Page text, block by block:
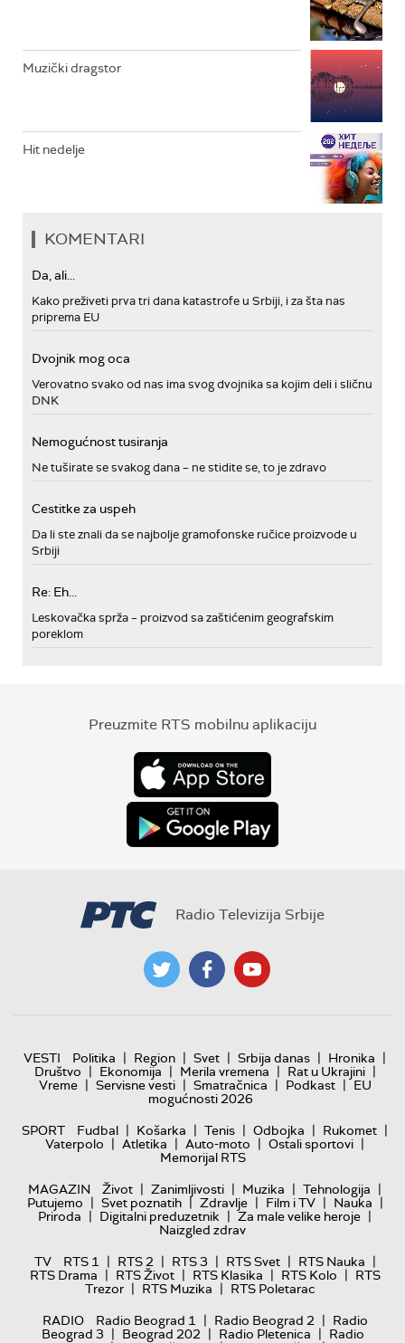
Muzički dragstor
Hit nedelje
KOMENTARI
Da, ali...
Kako preživeti prva tri dana katastrofe u Srbiji, i za šta nas
priprema EU
Dvojnik mog oca
Verovatno svako od nas ima svog dvojnika sa kojim deli i sličnu
DNK
Nemogućnost tusiranja
Ne tuširate se svakog dana – ne stidite se, to je zdravo
Cestitke za uspeh
Da li ste znali da se najbolje gramofonske ručice proizvode u
Srbiji
Re: Eh...
Leskovačka sprža – proizvod sa zaštićenim geografskim
poreklom
Preuzmite RTS mobilnu aplikaciju
Radio Televizija Srbije
VESTI Politika | Region | Svet | Srbija danas | Hronika |
Društvo | Ekonomija | Merila vremena | Rat u Ukrajini |
Vreme | Servisne vesti | Smatračnica | Podkast | EU
mogućnosti 2026
SPORT
Fudbal | Košarka | Tenis | Odbojka | Rukomet |
Vaterpolo | Atletika | Auto-moto | Ostali sportovi |
Memorijal RTS
MAGAZIN
Život | Zanimljivosti | Muzika | Tehnologija |
Putujemo | Svet poznatih | Zdravlje | Film i TV | Nauka |
Priroda | Digitalni preduzetnik | Za male velike heroje |
Naizgled zdrav
TV
RTS 1 | RTS 2 | RTS 3 | RTS Svet | RTS Nauka |
RTS Drama | RTS Život | RTS Klasika | RTS Kolo | RTS
Trezor | RTS Muzika | RTS Poletarac
RADIO
Radio Beograd 1 | Radio Beograd 2 | Radio
Beograd 3 | Beograd 202 | Radio Pletenica | Radio